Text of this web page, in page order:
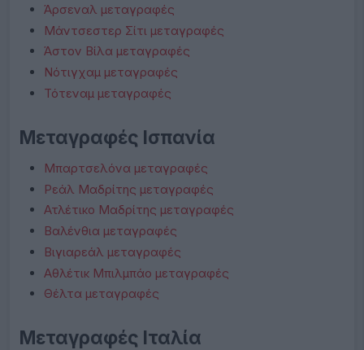
Άρσεναλ μεταγραφές
Μάντσεστερ Σίτι μεταγραφές
Άστον Βίλα μεταγραφές
Νότιγχαμ μεταγραφές
Τότεναμ μεταγραφές
Μεταγραφές Ισπανία
Μπαρτσελόνα μεταγραφές
Ρεάλ Μαδρίτης μεταγραφές
Ατλέτικο Μαδρίτης μεταγραφές
Βαλένθια μεταγραφές
Βιγιαρεάλ μεταγραφές
Αθλέτικ Μπιλμπάο μεταγραφές
Θέλτα μεταγραφές
Μεταγραφές Ιταλία